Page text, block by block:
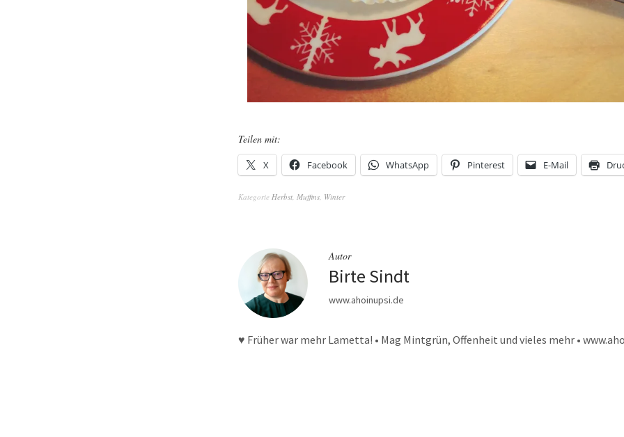
Teilen mit:
X Facebook WhatsApp Pinterest E-Mail
Kategorie Herbst, Muffins, Winter
Autor
Birte Sindt
www.ahoinupsi.de
♥ Früher war mehr Lametta! • Mag Mintgrün, Offenheit und vieles mehr •